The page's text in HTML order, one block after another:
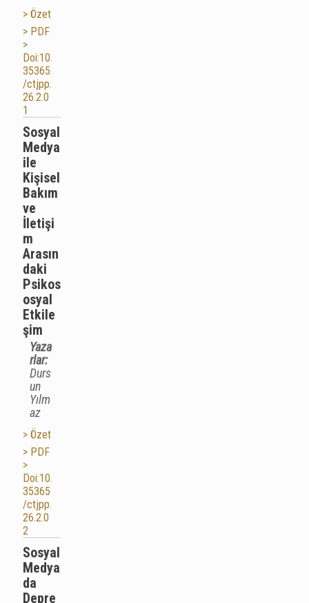
> Özet
> PDF
>
Doi:10.
35365
/ctjpp.
26.2.0
1
Sosyal
Medya
ile
Kişisel
Bakım
ve
İletişi
m
Arasın
daki
Psikos
osyal
Etkile
şim
Yaza
rlar:
Durs
un
Yılm
az
> Özet
> PDF
>
Doi:10.
35365
/ctjpp.
26.2.0
2
Sosyal
Medya
da
Depre